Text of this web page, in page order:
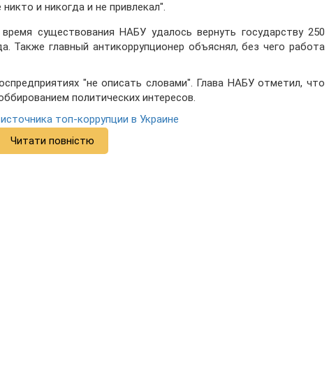
и никогда и не привлекал".
существования НАБУ удалось вернуть государству 250
Также главный антикоррупционер объяснял, без чего работа
"не описать словами". Глава НАБУ отметил, что
политических интересов.
топ-коррупции в Украине
Читати повністю